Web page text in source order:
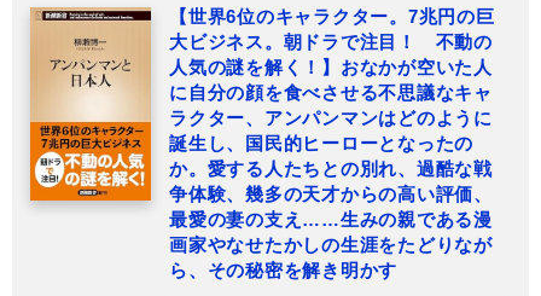
【世界6位のキャラクター。7兆円の巨
大ビジネス。朝ドラで注目！ 不動の
人気の謎を解く！】おなかが空いた人
に自分の顔を食べさせる不思議なキャ
ラクター、アンパンマンはどのように
誕生し、国民的ヒーローとなったの
か。愛する人たちとの別れ、過酷な戦
争体験、幾多の天才からの高い評価、
最愛の妻の支え……生みの親である漫
画家やなせたかしの生涯をたどりなが
ら、その秘密を解き明かす